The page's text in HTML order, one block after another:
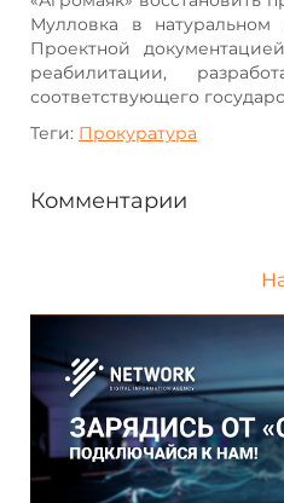
Мулловка в
Проектной
реабилитации,
соответствующего
Теги: Прокуратура
Комментарии